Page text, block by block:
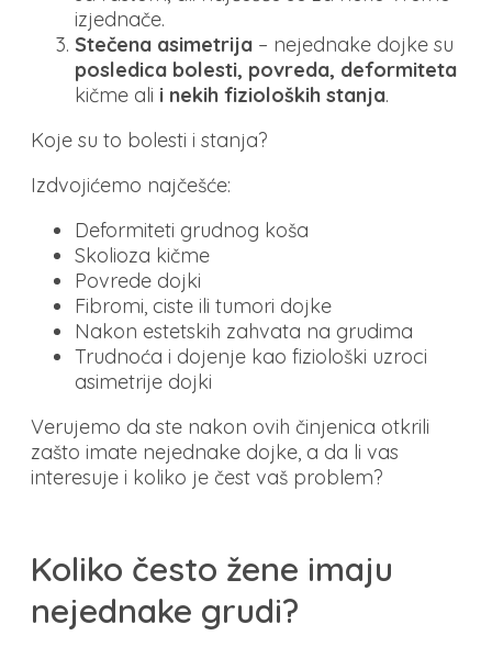
izjednače.
Stečena asimetrija – nejednake dojke su
posledica bolesti, povreda, deformiteta
kičme ali i nekih fizioloških stanja.
Koje su to bolesti i stanja?
Izdvojićemo najčešće:
Deformiteti grudnog koša
Skolioza kičme
Povrede dojki
Fibromi, ciste ili tumori dojke
Nakon estetskih zahvata na grudima
Trudnoća i dojenje kao fiziološki uzroci
asimetrije dojki
Verujemo da ste nakon ovih činjenica otkrili
zašto imate nejednake dojke, a da li vas
interesuje i koliko je čest vaš problem?
Koliko često žene imaju
nejednake grudi?